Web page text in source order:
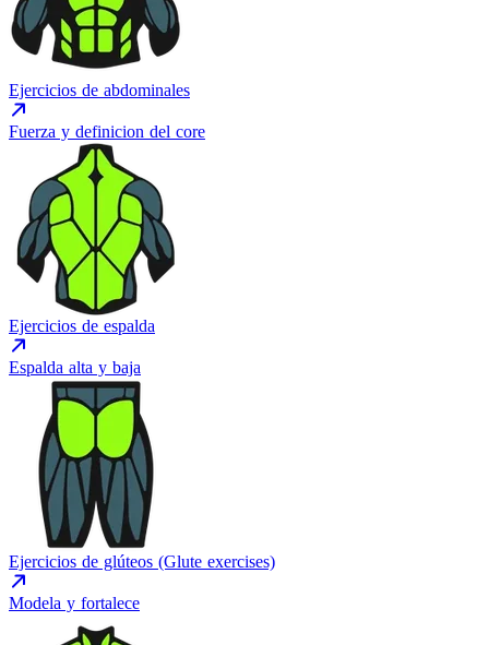
Ejercicios de abdominales
Fuerza y definicion del core
Ejercicios de espalda
Espalda alta y baja
Ejercicios de glúteos (Glute exercises)
Modela y fortalece